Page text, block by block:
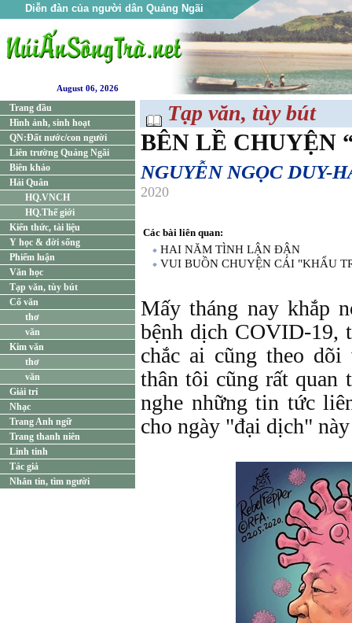
Diễn đàn của người dân Quảng Ngãi
August 06, 2026
Trang đầu
Hình ảnh, sinh hoạt
QN:Đất nước/con người
Liên trường Quảng Ngãi
Biên khảo
Hải Quân
HQ.VNCH
HQ.Thế giới
Kiến thức, tài liệu
Y học & đời sống
Phiếm luận
Văn học
Tạp văn, tùy bút
Cổ văn
thơ
văn
Kim văn
thơ
văn
Giải trí
Nhạc
Trang Anh ngữ
Trang thanh niên
Linh tinh
Tác giả
Nhắn tin, tìm người
Tạp văn, tùy bút
BÊN LỀ CHUYỆN
NGUYỄN NGỌC DUY-
2020
Các bài liên quan:
HAI NĂM TÌNH LẬN ĐẬN
VUI BUỒN CHUYỆN CÁI "KHẨU
Mấy tháng nay khắp
bệnh dịch COVID-19,
chắc ai cũng theo
thân tôi cũng rất quan
nghe những tin tức
cho ngày "đại dịch"